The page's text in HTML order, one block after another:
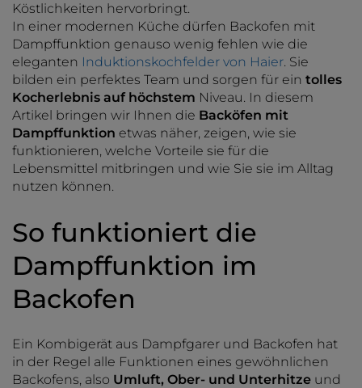
Köstlichkeiten hervorbringt.
In einer modernen Küche dürfen Backofen mit
Dampffunktion genauso wenig fehlen wie die
eleganten Induktionskochfelder von Haier. Sie
bilden ein perfektes Team und sorgen für ein tolles
Kocherlebnis auf höchstem Niveau. In diesem
Artikel bringen wir Ihnen die Backöfen mit
Dampffunktion etwas näher, zeigen, wie sie
funktionieren, welche Vorteile sie für die
Lebensmittel mitbringen und wie Sie sie im Alltag
nutzen können.
So funktioniert die
Dampffunktion im
Backofen
Ein Kombigerät aus Dampfgarer und Backofen hat
in der Regel alle Funktionen eines gewöhnlichen
Backofens, also Umluft, Ober- und Unterhitze und